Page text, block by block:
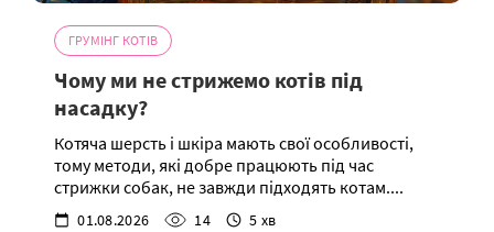
ГРУМІНГ КОТІВ
Чому ми не стрижемо котів під
насадку?
Котяча шерсть і шкіра мають свої особливості,
тому методи, які добре працюють під час
стрижки собак, не завжди підходять котам....
01.08.2026 14 5 хв